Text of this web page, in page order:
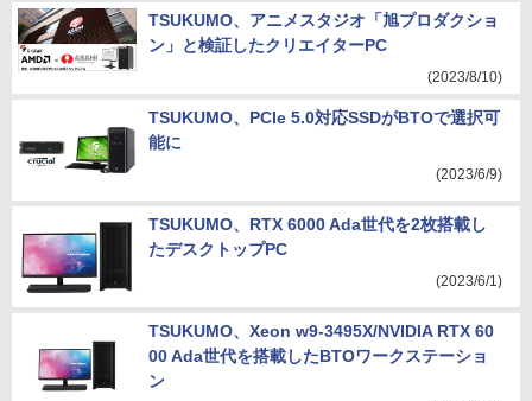
TSUKUMO、アニメスタジオ「旭プロダクショ
ン」と検証したクリエイターPC
(2023/8/10)
TSUKUMO、PCIe 5.0対応SSDがBTOで選択可
能に
(2023/6/9)
TSUKUMO、RTX 6000 Ada世代を2枚搭載し
たデスクトップPC
(2023/6/1)
TSUKUMO、Xeon w9-3495X/NVIDIA RTX 60
00 Ada世代を搭載したBTOワークステーショ
ン